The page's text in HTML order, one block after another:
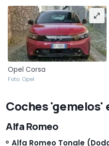
Opel Corsa
Foto: Opel
Coches 'gemelos'
Alfa Romeo
Alfa Romeo Tonale